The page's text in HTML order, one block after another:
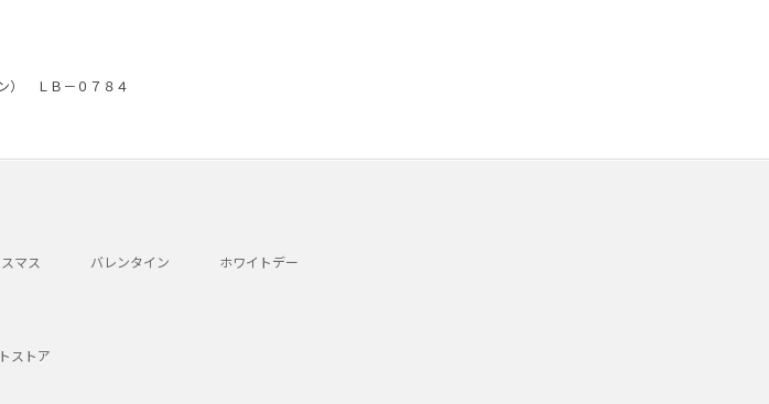
） ＬＢ－０７８４
マス バレンタイン ホワイトデー
ストア